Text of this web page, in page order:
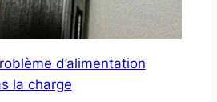
d’alimentation
la charge